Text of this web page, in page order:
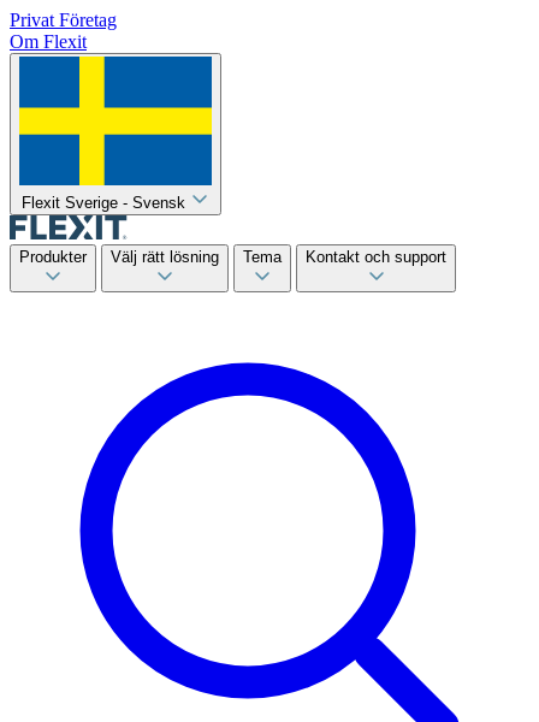
Privat Företag
Om Flexit
Flexit Sverige - Svensk
Produkter Välj rätt lösning Tema Kontakt och support